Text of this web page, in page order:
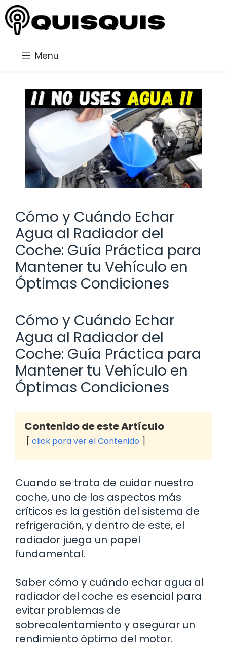
Saltar
al
contenido
Menu
Cómo y Cuándo Echar
Agua al Radiador del
Coche: Guía Práctica para
Mantener tu Vehículo en
Óptimas Condiciones
Cómo y Cuándo Echar
Agua al Radiador del
Coche: Guía Práctica para
Mantener tu Vehículo en
Óptimas Condiciones
Contenido de este Artículo
click para ver el Contenido
Cuando se trata de cuidar nuestro
coche, uno de los aspectos más
críticos es la gestión del sistema de
refrigeración, y dentro de este, el
radiador juega un papel
fundamental.
Saber cómo y cuándo echar agua al
radiador del coche es esencial para
evitar problemas de
sobrecalentamiento y asegurar un
rendimiento óptimo del motor.